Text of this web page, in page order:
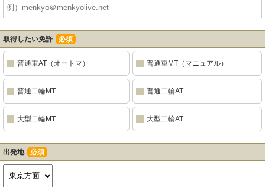
取得したい免許 必須
普通車AT（オートマ） 普通車MT（マニュアル）
普通二輪MT 普通二輪AT
大型二輪MT 大型二輪AT
出発地 必須